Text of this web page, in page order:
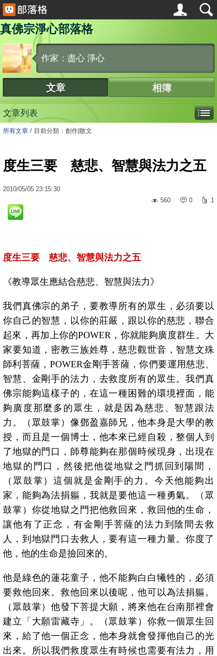
真佛宗淨心部落格
作家：盡心 淨心
文章 相簿
文章列表
所有文章 / 目前分類：創作|散文
度生三要 慈悲、智慧與法力之五
2010/05/05 23:15:30
560
0 1
度生三要 慈悲、智慧與法力之五
《教導眾生應結合慈悲、智慧與法力》
我們真佛宗的弟子，要教導所有的眾生，必須要以
你自己的智慧，以你的莊嚴，跟以你的慈悲，聯合
起來，再加上你的POWER ，你就能夠廣度群生。大
家要知道，密教三族姓尊，慈悲觀世音，智慧文殊
師利菩薩， POWER金剛手菩薩，你們要運用慈悲、
智慧、金剛手的法力，去救度所有的眾生。我們真
佛宗能夠這樣子的，在這一種困難的環境裡面，能
夠廣度那麼多的眾生，就是因為慈悲、智慧跟法
力。（眾鼓掌）像鄧盈嘉師兄，他本身是大學的教
授，而且是一個博士，他本來已經自殺，整個人到
了地獄的門口，師尊能夠在那個時候現身，出現在
地獄的門口，然後把他從地獄之門抓回到陽間，
（眾鼓掌）這個就是金剛手的力。今天他能夠出
家，能夠為法捐軀，我就是要他這一種勇氣。（眾
鼓掌）你從地獄之門把他救回來，救回他的生命，
讓他有了正念，有金剛手菩薩的法力到陰間去救
人，到地獄門口去救人，要有這一種力量。你度了
他，他的生命是撿回來的。
他是綠色的蓮花童子，他不能夠白白犧牲的，必須
要救他回來。救他回來以後呢，他可以為法捐軀。
（眾鼓掌）他發下菩提大願，將來他在台南那裡會
建立「大願雷藏寺」。（眾鼓掌）你救一個眾生回
來，給了他一個正念，他本身就會發揮他自己的光
出來。所以我們救度眾生有時候也需要有法力，用